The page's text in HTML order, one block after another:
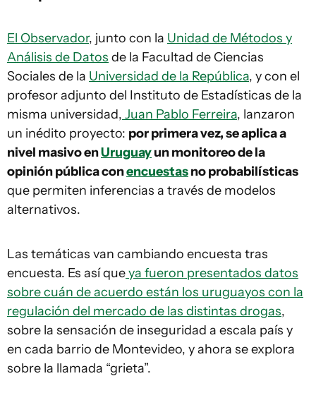
El Observador, junto con la Unidad de Métodos y
Análisis de Datos de la Facultad de Ciencias
Sociales de la Universidad de la República, y con el
profesor adjunto del Instituto de Estadísticas de la
misma universidad, Juan Pablo Ferreira, lanzaron
un inédito proyecto: por primera vez, se aplica a
nivel masivo enUruguayun monitoreo de la
opinión pública conencuestasno probabilísticas
que permiten inferencias a través de modelos
alternativos.
Las temáticas van cambiando encuesta tras
encuesta. Es así queya fueron presentados datos
sobre cuán de acuerdo están los uruguayos con la
regulación del mercado de las distintas drogas,
sobre la sensación de inseguridad a escala país y
en cada barrio de Montevideo, y ahora se explora
sobre la llamada “grieta”.